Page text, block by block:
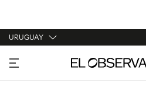
URUGUAY
URUGUAY
ARGENTINA